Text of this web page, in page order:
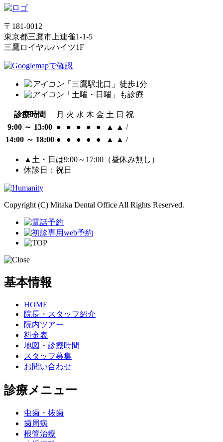
〒181-0012
東京都三鷹市上連雀1-1-5
三鷹ロイヤルハイツ1F
「 三鷹駅北口」徒歩1分
「 土曜・日曜 」 も診療
診療時間 月 火 水 木 金 土 日 祝
9:00 ～ 13:00 ● ● ● ● ● ▲ ▲ /
14:00 ～ 18:00 ● ● ● ● ● ▲ ▲ /
▲土・日は9:00～17:00（昼休み無し）
休診日：祝日
Copyright (C) Mitaka Dental Office All Rights Reserved.
基本情報
HOME
院長・スタッフ紹介
院内ツアー
料金表
地図・診療時間
スタッフ募集
お問い合わせ
診療メニュー
虫歯・抜歯
歯周病
根管治療